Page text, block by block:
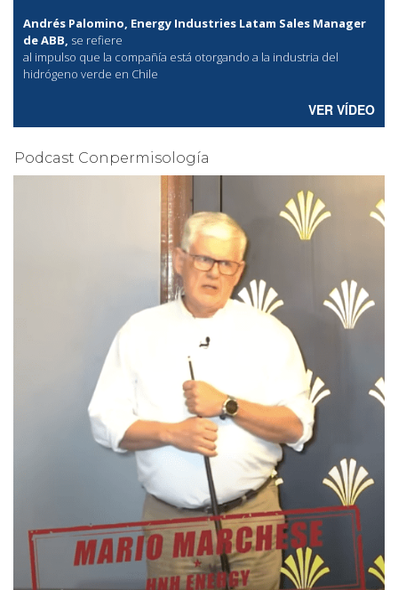
Andrés Palomino, Energy Industries Latam Sales Manager
de ABB, se refiere
al impulso que la compañía está otorgando a la industria del
hidrógeno verde en Chile
VER VÍDEO
Podcast Conpermisología